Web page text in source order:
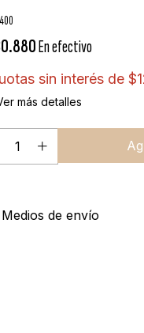
En efectivo
sin interés de
más detalles
Medios de envío